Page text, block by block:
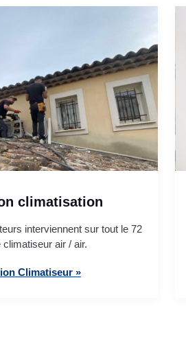
climatisation
interviennent sur tout le 72
climatiseur air / air.
Climatiseur »